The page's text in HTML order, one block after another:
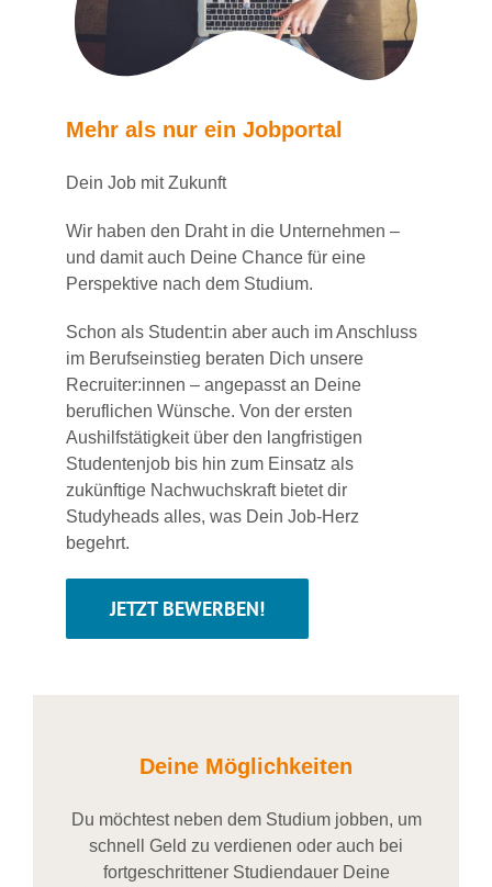
Mehr als nur ein Jobportal
Dein Job mit Zukunft
Wir haben den Draht in die Unternehmen –
und damit auch Deine Chance für eine
Perspektive nach dem Studium.
Schon als Student:in aber auch im Anschluss
im Berufseinstieg beraten Dich unsere
Recruiter:innen – angepasst an Deine
beruflichen Wünsche. Von der ersten
Aushilfstätigkeit über den langfristigen
Studentenjob bis hin zum Einsatz als
zukünftige Nachwuchskraft bietet dir
Studyheads alles, was Dein Job-Herz
begehrt.
JETZT BEWERBEN!
Deine Möglichkeiten
Du möchtest neben dem Studium jobben, um
schnell Geld zu verdienen oder auch bei
fortgeschrittener Studiendauer Deine